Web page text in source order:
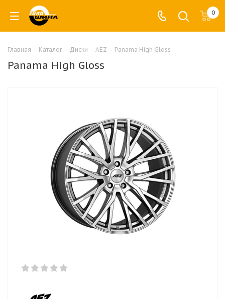
0
Главная - Каталог - Диски - AEZ - Panama High Gloss
Panama High Gloss